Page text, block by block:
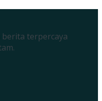
terpercaya